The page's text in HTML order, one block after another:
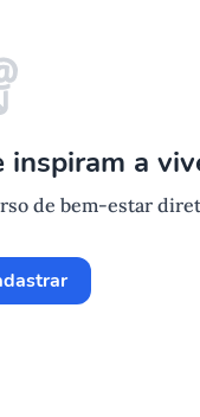
inspiram a
de bem-estar